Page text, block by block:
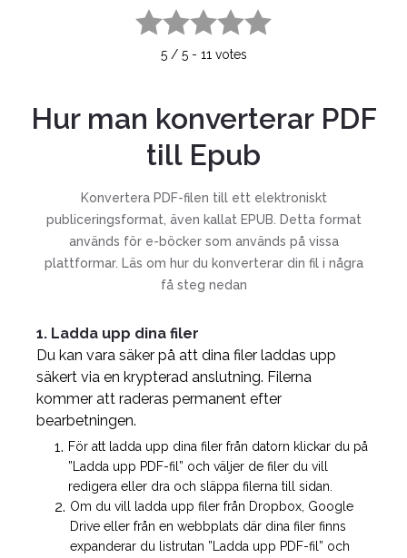
5/ 5- 11 votes
Hur man konverterar PDF
till Epub
Konvertera PDF-filen till ett elektroniskt
publiceringsformat, även kallat EPUB. Detta format
används för e-böcker som används på vissa
plattformar. Läs om hur du konverterar din fil i några
få steg nedan
1. Ladda upp dina filer
Du kan vara säker på att dina filer laddas upp
säkert via en krypterad anslutning. Filerna
kommer att raderas permanent efter
bearbetningen.
För att ladda upp dina filer från datorn klickar du på
”Ladda upp PDF-fil” och väljer de filer du vill
redigera eller dra och släppa filerna till sidan.
Om du vill ladda upp filer från Dropbox, Google
Drive eller från en webbplats där dina filer finns
expanderar du listrutan ”Ladda upp PDF-fil” och